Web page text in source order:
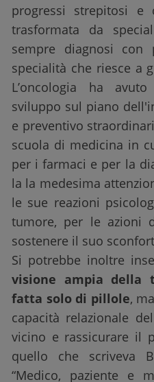
progressi strepitosi
trasformata da
sempre diagnosi con
specialità che riesce a
L’oncologia ha
sviluppo sul piano
e preventivo
scuola di medicina in
per i farmaci e per la
la la medesima
le sue reazioni
tumore, per le azioni
sostenere il suo
Si potrebbe inoltre
visione ampia della
fatta solo di pillole,
capacità relazionale
vicino e rassicurare il
quello che scriveva
“Medico, paziente e